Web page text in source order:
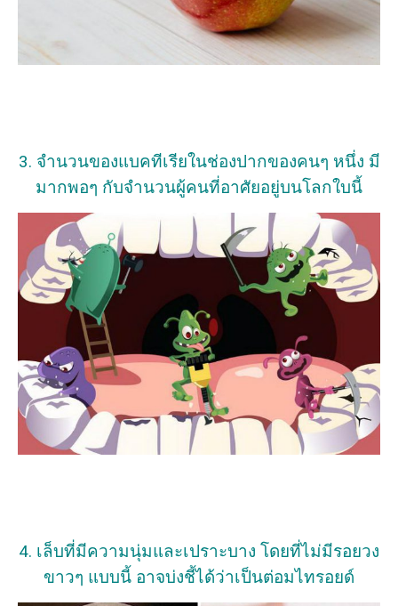
3. จำนวนของแบคทีเรียในช่องปากของคนๆ หนึ่ง มี
มากพอๆ กับจำนวนผู้คนที่อาศัยอยู่บนโลกใบนี้
4. เล็บที่มีความนุ่มและเปราะบาง โดยที่ไม่มีรอยวง
ขาวๆ แบบนี้ อาจบ่งชี้ได้ว่าเป็นต่อมไทรอยด์